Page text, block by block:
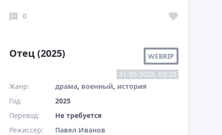
0
Отец (2025)
WEBRIP
31-05-2026, 03:20
Жанр:
драма, военный, история
Год:
2025
Перевод:
Не требуется
Режиссер:
Павел Иванов